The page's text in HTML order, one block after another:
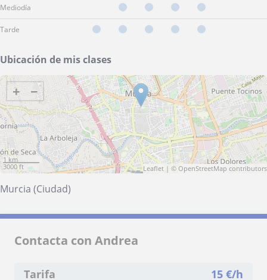
Mediodía
Tarde
Ubicación de mis clases
+ −
1 km
3000 ft
Leaflet | © OpenStreetMap contributors
Murcia (Ciudad)
Contacta con Andrea
Tarifa 15 €/h